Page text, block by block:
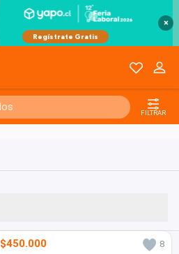
×
FILTRAR
$450.000
8